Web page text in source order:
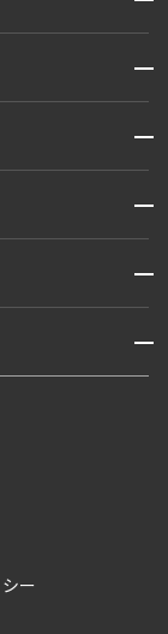
開閉
開閉
開閉
開閉
件入居申込
開閉
ー